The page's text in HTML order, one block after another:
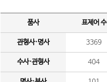
품사 표제어 수
관형사·명사 3369
수사·관형사 404